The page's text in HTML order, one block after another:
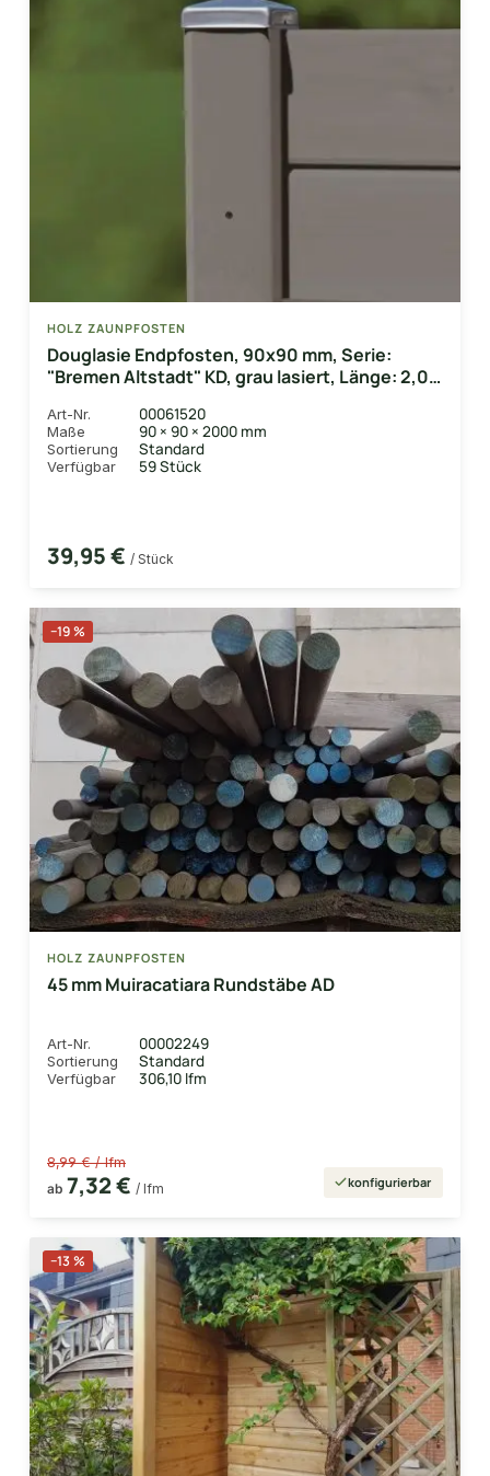
HOLZ ZAUNPFOSTEN
Douglasie Endpfosten, 90x90 mm, Serie:
"Bremen Altstadt" KD, grau lasiert, Länge: 2,00
Art-Nr. 00061520
Maße 90 × 90 × 2000 mm
Sortierung Standard
Verfügbar 59 Stück
39,95 € / Stück
−19 %
HOLZ ZAUNPFOSTEN
45 mm Muiracatiara Rundstäbe AD
Art-Nr. 00002249
Sortierung Standard
Verfügbar 306,10 lfm
8,99 € / lfm
ab 7,32 € / lfm konfigurierbar
−13 %